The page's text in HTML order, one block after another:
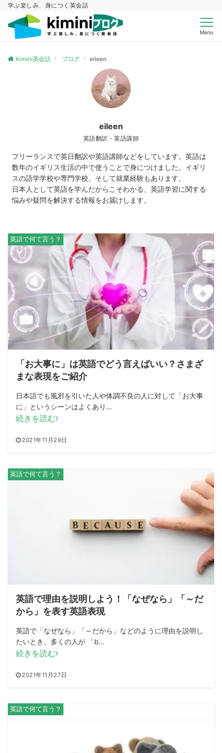
学ぶ楽しみ、身につく英会話
Menu
Kimini英会話 ブログ eileen
eileen
英語翻訳・英語講師
フリーランスで英日翻訳や英語講師などをしています。英語は
数年のイギリス生活の中で使うことで身につけました。イギリ
スの語学学校や専門学校、そして就業経験もあります。
日本人として英語を学んだからこそわかる、英語学習に関する
悩みや疑問を解決する情報をお届けします。
英語で何て言う？
「お大事に」は英語でどう言えばいい？さまざ
まな表現をご紹介
日本語でも風邪を引いた人や体調不良の人に対して「お大事
に」というシーンはよくあり...
2021年11月29日
続きを読む
英語で何て言う？
英語で理由を説明しよう！「なぜなら」「～だ
から」を表す英語表現
英語で「なぜなら」「～だから」などのように理由を説明し
たいとき、多くの人が 「b...
2021年11月27日
続きを読む
英語で何て言う？